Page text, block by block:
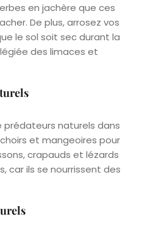
en jachère que ces
De plus, arrosez vos
le sol soit sec durant la
des limaces et
prédateurs naturels dans
et mangeoires pour
crapauds et lézards
car ils se nourrissent des